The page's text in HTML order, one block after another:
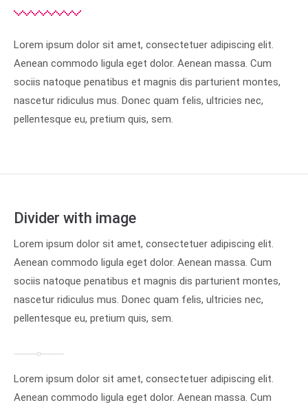
Lorem ipsum dolor sit amet, consectetuer adipiscing elit.
Aenean commodo ligula eget dolor. Aenean massa. Cum
sociis natoque penatibus et magnis dis parturient montes,
nascetur ridiculus mus. Donec quam felis, ultricies nec,
pellentesque eu, pretium quis, sem.
Divider with image
Lorem ipsum dolor sit amet, consectetuer adipiscing elit.
Aenean commodo ligula eget dolor. Aenean massa. Cum
sociis natoque penatibus et magnis dis parturient montes,
nascetur ridiculus mus. Donec quam felis, ultricies nec,
pellentesque eu, pretium quis, sem.
Lorem ipsum dolor sit amet, consectetuer adipiscing elit.
Aenean commodo ligula eget dolor. Aenean massa. Cum